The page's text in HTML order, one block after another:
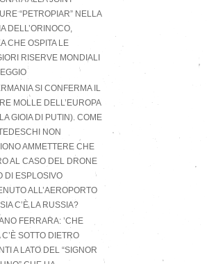
“PETROPIAR” NELLA
DELL’ORINOCO,
CHE OSPITA LE
RISERVE MONDIALI
SI CONFERMA IL
MOLLE DELL’EUROPA
GIOIA DI PUTIN). COME
NON
AMMETTERE CHE
AL CASO DEL DRONE
DI ESPLOSIVO
ALL’AEROPORTO
C’È LA RUSSIA?
FERRARA: ’CHE
SOTTO DIETRO
A LATO DEL “SIGNOR